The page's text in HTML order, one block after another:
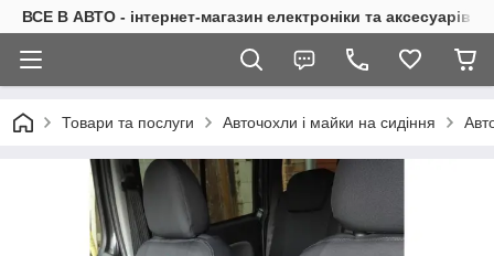
ВСЕ В АВТО - інтернет-магазин електроніки та аксесуарів в
Товари та послуги Авточохли і майки на сидіння